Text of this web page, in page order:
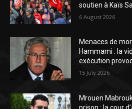
soutien à Kaïs
6 August 2026
Menaces de
Hammami : la
exécution
15 July 2026
Mrouen